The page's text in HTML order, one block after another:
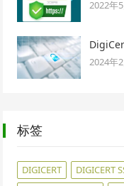
2022年
2024年
标签
DIGICERT DIGICERT